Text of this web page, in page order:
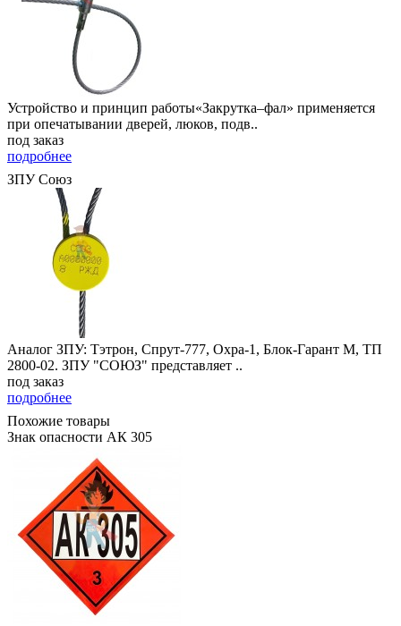
Устройство и принцип работы«Закрутка–фал» применяется
при опечатывании дверей, люков, подв..
под заказ
подробнее
ЗПУ Союз
Аналог ЗПУ: Тэтрон, Спрут-777, Охра-1, Блок-Гарант М, ТП
2800-02. ЗПУ "СОЮЗ" представляет ..
под заказ
подробнее
Похожие товары
Знак опасности АК 305